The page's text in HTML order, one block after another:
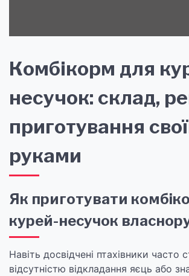
Комбікорм для
несучок: склад,
приготування
руками
Як приготувати
курей-несучок
Навіть досвідчені птахівники часто
відсутністю відкладання яєць або